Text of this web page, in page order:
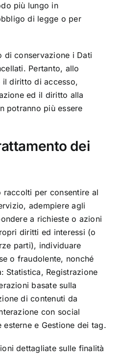
più lungo in
di legge o per
di conservazione i Dati
Pertanto, allo
il diritto di accesso,
ed il diritto alla
potranno più essere
dei
raccolti per consentire al
adempiere agli
a richieste o azioni
diritti ed interessi (o
parti), individuare
o fraudolente, nonché
Statistica, Registrazione
basate sulla
di contenuti da
con social
e Gestione dei tag.
dettagliate sulle finalità